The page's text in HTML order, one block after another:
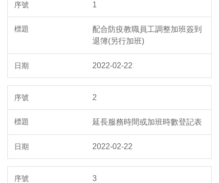
1
配合防疫教職員工調整加班簽到
退簿(另行加班)
2022-02-22
2
延長服務時間或加班時數登記表
2022-02-22
3